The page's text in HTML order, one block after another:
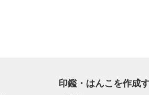
印鑑・はんこを作成